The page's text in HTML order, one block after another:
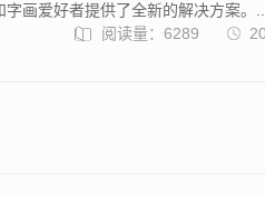
画爱好者提供了全新的解决方案。
阅读量：6289